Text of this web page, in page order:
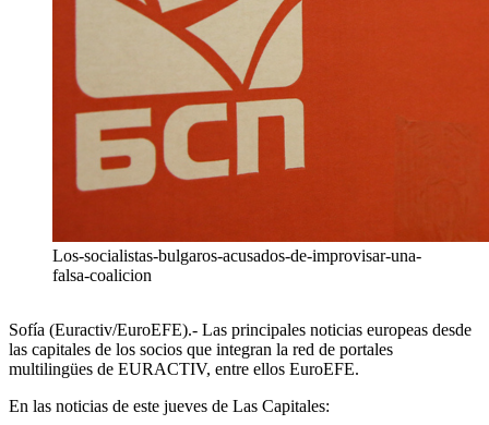
Los-socialistas-bulgaros-acusados-de-improvisar-una-
falsa-coalicion
Sofía (Euractiv/EuroEFE).- Las principales noticias europeas desde
las capitales de los socios que integran la red de portales
multilingües de EURACTIV, entre ellos EuroEFE.
En las noticias de este jueves de Las Capitales: